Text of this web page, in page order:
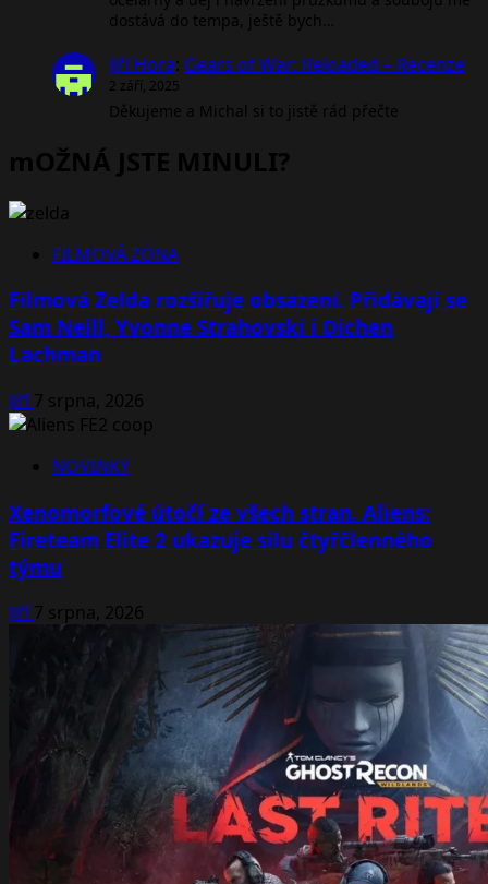
dostává do tempa, ještě bych…
Jiří Hora: Gears of War: Reloaded – Recenze
2 září, 2025
Děkujeme a Michal si to jistě rád přečte
mOŽNÁ JSTE MINULI?
FILMOVÁ ZÓNA
Filmová Zelda rozšiřuje obsazení. Přidávají se
Sam Neill, Yvonne Strahovski i Dichen
Lachman
Jiří7 srpna, 2026
NOVINKY
Xenomorfové útočí ze všech stran. Aliens:
Fireteam Elite 2 ukazuje sílu čtyřčlenného
týmu
Jiří7 srpna, 2026